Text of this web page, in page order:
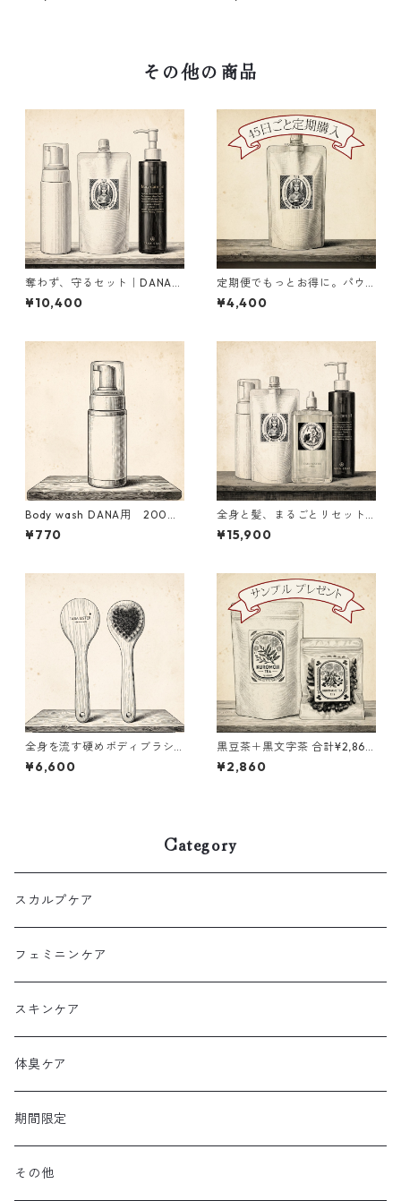
その他の商品
奪わず、守るセット｜DANA＋
Mary care oil 約17％OFF 2,14
0円お得
¥10,400
定期便でもっとお得に。パウ
チ型になったBody wash DAN
A｜350ml
¥4,400
Body wash DANA用 200ml
泡ポンプ
¥770
全身と髪、まるごとリセット
セット｜DANA＋Mary care o
il＋Crema Hebe約1７％OFF
¥15,900
全身を流す硬めボディブラシ
（大）｜Misogi Brush
¥6,600
黒豆茶＋黒文字茶 合計¥2,860
のご購入で、約1,500円相当の
5日分お試しセット（Crema H
¥2,860
Category
スカルプケア
フェミニンケア
スキンケア
体臭ケア
期間限定
その他